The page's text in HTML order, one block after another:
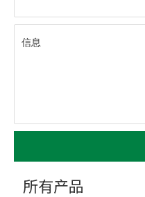
信息
所有产品